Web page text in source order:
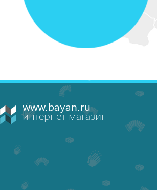
www.bayan.ru
интернет-магазин